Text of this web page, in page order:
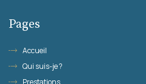
Pages
Accueil
Qui suis-je ?
Prestations